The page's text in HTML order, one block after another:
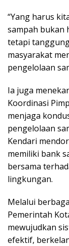
“Yang harus
sampah bukan
tetapi
masyarakat
pengelolaan
Ia juga
Koordinasi
menjaga
pengelolaan
Kendari
memiliki bank
bersama
lingkungan.
Melalui
Pemerintah
mewujudkan
efektif,